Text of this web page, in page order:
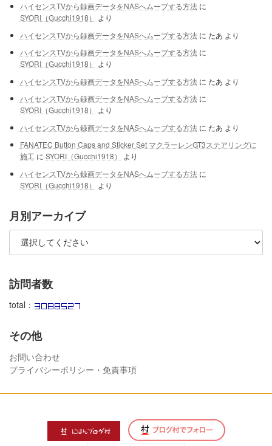
ハイセンスTVから録画データをNASへムーブする方法に
SYORI（Gucchi1918）
より
ハイセンスTVから録画データをNASへムーブする方法に たあ より
ハイセンスTVから録画データをNASへムーブする方法に
SYORI（Gucchi1918）
より
ハイセンスTVから録画データをNASへムーブする方法に たあ より
ハイセンスTVから録画データをNASへムーブする方法に
SYORI（Gucchi1918）
より
ハイセンスTVから録画データをNASへムーブする方法に たあ より
FANATEC Button Caps and Sticker Set マクラーレンGT3ステアリングに
施工 に SYORI（Gucchi1918）
より
ハイセンスTVから録画データをNASへムーブする方法に
SYORI（Gucchi1918）
より
月別アーカイブ
訪問者数
total：
その他
お問い合わせ
プライバシーポリシー・免責事項